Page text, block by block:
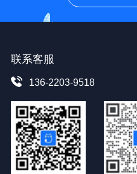
联系客服
136-2203-9518